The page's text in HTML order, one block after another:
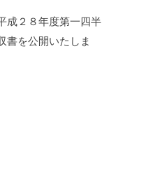
成２８年度第一四半
書を公開いたしま